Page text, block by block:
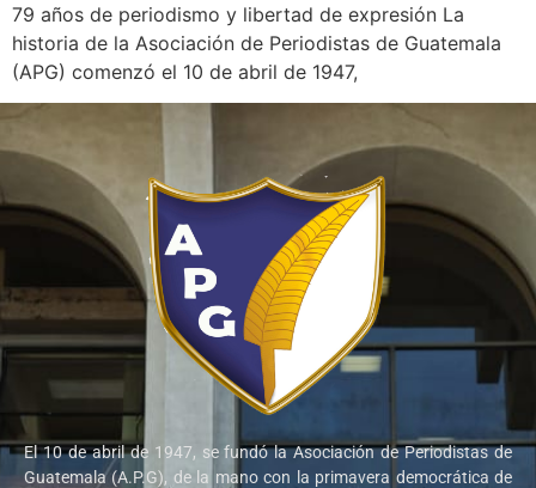
79 años de periodismo y libertad de expresión La
historia de la Asociación de Periodistas de Guatemala
(APG) comenzó el 10 de abril de 1947,
El 10 de abril de 1947, se fundó la Asociación de Periodistas de
Guatemala (A.P.G), de la mano con la primavera democrática de